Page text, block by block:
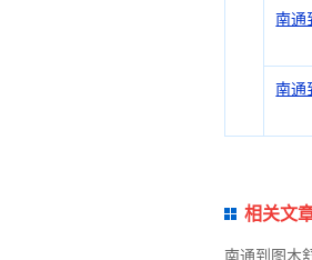
南通
南通
相关文
南通到图木